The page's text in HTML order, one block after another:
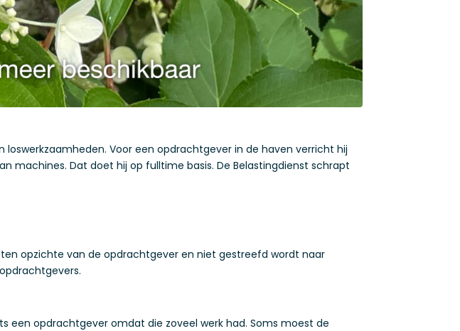
Voor een opdrachtgever in de haven verricht hij
machines. Dat doet hij op fulltime basis. De Belastingdienst schrapt
opzichte van de opdrachtgever en niet gestreefd wordt naar
een opdrachtgever omdat die zoveel werk had. Soms moest de